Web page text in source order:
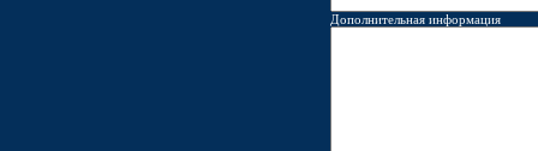
Дополнительная информация